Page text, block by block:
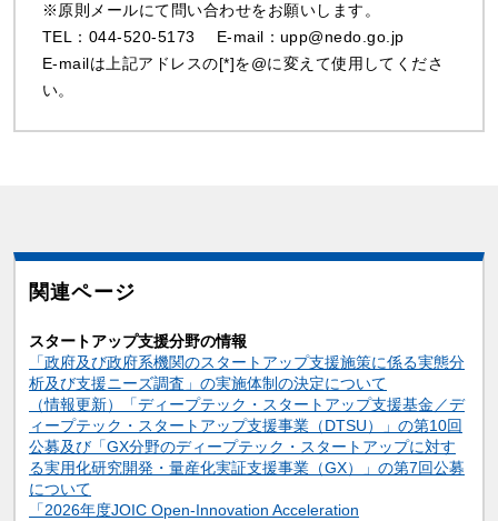
※原則メールにて問い合わせをお願いします。
TEL：044-520-5173 E-mail：upp@nedo.go.jp
E-mailは上記アドレスの[*]を@に変えて使用してくださ
い。
関連ページ
スタートアップ支援分野の情報
「政府及び政府系機関のスタートアップ支援施策に係る実態分
析及び支援ニーズ調査」の実施体制の決定について
（情報更新）「ディープテック・スタートアップ支援基金／デ
ィープテック・スタートアップ支援事業（DTSU）」の第10回
公募及び「GX分野のディープテック・スタートアップに対す
る実用化研究開発・量産化実証支援事業（GX）」の第7回公募
について
「2026年度JOIC Open-Innovation Acceleration